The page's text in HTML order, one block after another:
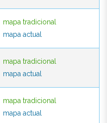
mapa tradicional
mapa actual
mapa tradicional
mapa actual
mapa tradicional
mapa actual
mapa actual
mapa actual
mapa actual